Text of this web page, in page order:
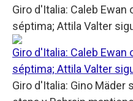
Giro d'Italia: Caleb
séptima; Attila Valter
Giro d'Italia: Caleb
séptima; Attila Valter
Giro d'Italia: Gino Mäder